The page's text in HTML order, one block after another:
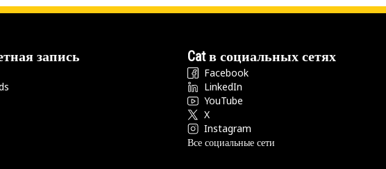
запись Cat в социальных сетях
Facebook
LinkedIn
YouTube
X
Instagram
Все социальные сети